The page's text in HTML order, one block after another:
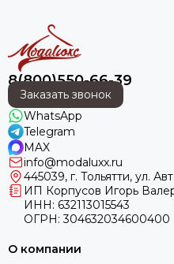
8(800)550-66-39
Заказать звонок
WhatsApp
Telegram
MAX
info@modaluxx.ru
445039, г. Тольятти, ул.
ИП Корпусов Игорь
ИНН: 632113015543
ОГРН: 304632034600400
О компании